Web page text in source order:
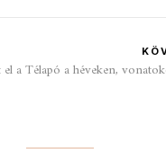
a Télapó a héveken,